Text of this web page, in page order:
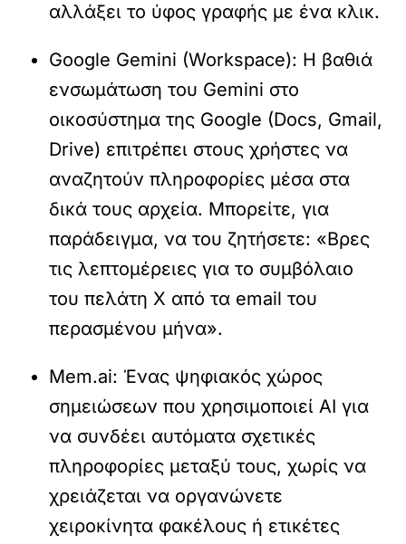
αλλάξει το ύφος γραφής με ένα κλικ.
Google Gemini (Workspace): Η βαθιά
ενσωμάτωση του Gemini στο
οικοσύστημα της Google (Docs, Gmail,
Drive) επιτρέπει στους χρήστες να
αναζητούν πληροφορίες μέσα στα
δικά τους αρχεία. Μπορείτε, για
παράδειγμα, να του ζητήσετε: «Βρες
τις λεπτομέρειες για το συμβόλαιο
του πελάτη Χ από τα email του
περασμένου μήνα».
Mem.ai: Ένας ψηφιακός χώρος
σημειώσεων που χρησιμοποιεί AI για
να συνδέει αυτόματα σχετικές
πληροφορίες μεταξύ τους, χωρίς να
χρειάζεται να οργανώνετε
χειροκίνητα φακέλους ή ετικέτες